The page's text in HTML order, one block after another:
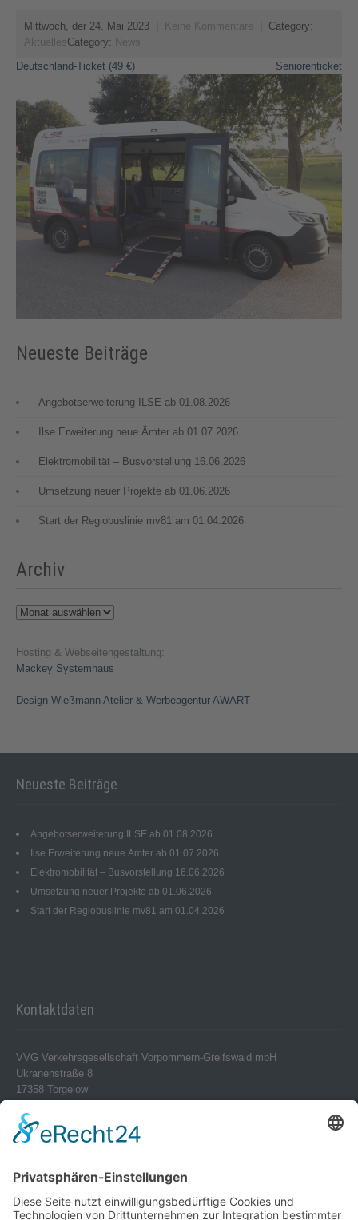
Mittwoch, der 24. Mai 2023 Keine Kommentare
| Category:
AktuellesCategory: News
Beitragsnavigation
Deutschland-Ticket (49 €) Seniorenticket
Neueste Beiträge
Angebotserweiterung ILSE ab 01.08.2026
Ilse Erweiterung neue Ämter ab 01.07.2026
Elektromobilität – Busvorstellung 16.06.2026
Umsetzung neuer Projekte ab 01.06.2026
Start der Regiobuslinie mv81 am 01.04.2026
Archiv
Archiv
Hosting & Webseitengestaltung:
Mackey Systemhaus
Design Wießmann Atelier & Werbeagentur AWART
Neueste Beiträge
Angebotserweiterung ILSE ab 01.08.2026
Ilse Erweiterung neue Ämter ab 01.07.2026
Elektromobilität – Busvorstellung 16.06.2026
Umsetzung neuer Projekte ab 01.06.2026
Start der Regiobuslinie mv81 am 01.04.2026
Kontaktdaten
VVG Verkehrsgesellschaft Vorpommern-Greifswald mbH
Ukranenstraße 8
17358 Torgelow
Telefax 0 39 76 – 24 02 24
info@vvg-bus.de
Torgelower Str. 18
17309 Pasewalk